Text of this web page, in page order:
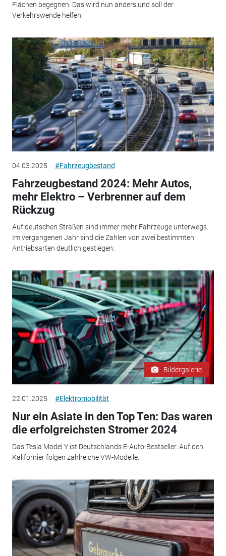
Flächen begegnen. Das wird nun anders und soll der
Verkehrswende helfen.
04.03.2025 #Fahrzeugbestand
Fahrzeugbestand 2024: Mehr Autos,
mehr Elektro – Verbrenner auf dem
Rückzug
Auf deutschen Straßen sind immer mehr Fahrzeuge unterwegs.
Im vergangenen Jahr sind die Zahlen von zwei bestimmten
Antriebsarten deutlich gestiegen.
Bildergalerie
22.01.2025 #Elektromobilität
Nur ein Asiate in den Top Ten: Das waren
die erfolgreichsten Stromer 2024
Das Tesla Model Y ist Deutschlands E-Auto-Bestseller. Auf den
Kalifornier folgen zahlreiche VW-Modelle.